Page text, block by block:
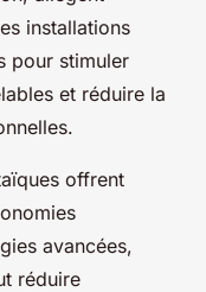
installations
pour stimuler
et réduire la
offrent
avancées,
réduire